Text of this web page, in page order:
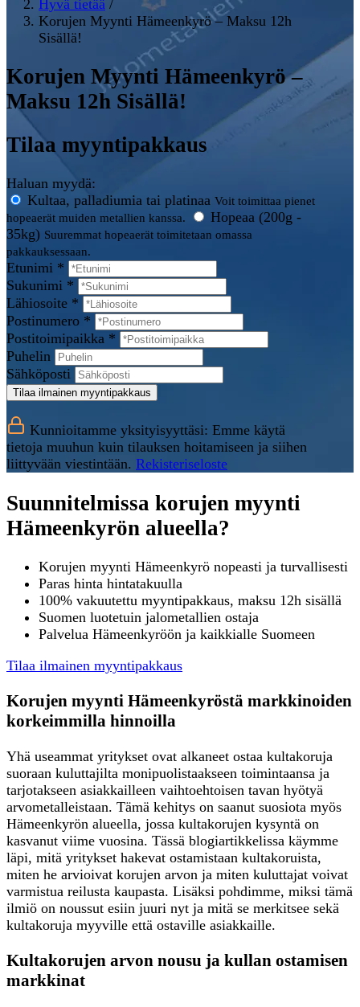
Hyvä tietää /
Korujen Myynti Hämeenkyrö – Maksu 12h
Sisällä!
Korujen Myynti Hämeenkyrö –
Maksu 12h Sisällä!
Tilaa myyntipakkaus
Haluan myydä:
Kultaa, palladiumia tai platinaa Voit toimittaa pienet
hopeaerät muiden metallien kanssa.
Hopeaa (200g -
35kg) Suuremmat hopeaerät toimitetaan omassa
pakkauksessaan.
Etunimi *
Sukunimi *
Lähiosoite *
Postinumero *
Postitoimipaikka *
Puhelin
Sähköposti
Tilaa ilmainen myyntipakkaus
Kunnioitamme yksityisyyttäsi: Emme käytä
tietoja muuhun kuin tilauksen hoitamiseen ja siihen
liittyvään viestintään. Rekisteriseloste
Suunnitelmissa korujen myynti
Hämeenkyrön alueella?
Korujen myynti Hämeenkyrö nopeasti ja turvallisesti
Paras hinta hintatakuulla
100% vakuutettu myyntipakkaus, maksu 12h sisällä
Suomen luotetuin jalometallien ostaja
Palvelua Hämeenkyröön ja kaikkialle Suomeen
Tilaa ilmainen myyntipakkaus
Korujen myynti Hämeenkyröstä markkinoiden
korkeimmilla hinnoilla
Yhä useammat yritykset ovat alkaneet ostaa kultakoruja
suoraan kuluttajilta monipuolistaakseen toimintaansa ja
tarjotakseen asiakkailleen vaihtoehtoisen tavan hyötyä
arvometalleistaan. Tämä kehitys on saanut suosiota myös
Hämeenkyrön alueella, jossa kultakorujen kysyntä on
kasvanut viime vuosina. Tässä blogiartikkelissa käymme
läpi, mitä yritykset hakevat ostamistaan kultakoruista,
miten he arvioivat korujen arvon ja miten kuluttajat voivat
varmistua reilusta kaupasta. Lisäksi pohdimme, miksi tämä
ilmiö on noussut esiin juuri nyt ja mitä se merkitsee sekä
kultakoruja myyville että ostaville asiakkaille.
Kultakorujen arvon nousu ja kullan ostamisen
markkinat